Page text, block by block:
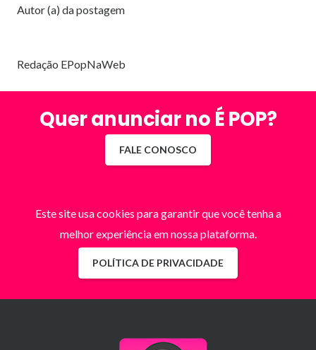
Autor (a) da postagem
Redação EPopNaWeb
Quer anunciar no É POP?
FALE CONOSCO
Este site usa cookies para garantir que você tenha a
melhor experiência em nossa plataforma.
POLÍTICA DE PRIVACIDADE